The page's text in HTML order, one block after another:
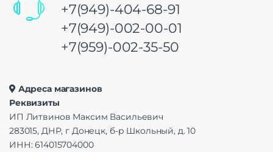
+7(949)-404-68-91
+7(949)-002-00-01
+7(959)-002-35-50
Адреса магазинов
Реквизиты
ИП Литвинов Максим Васильевич
283015, ДНР, г Донецк, б-р Школьный, д. 10
ИНН: 614015704000